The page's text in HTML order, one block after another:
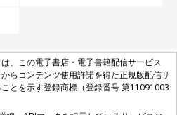
、この電子書店・電子書籍配信サービス
らコンテンツ使用許諾を得た正規版配信サ
とを示す登録商標（登録番号 第11091003